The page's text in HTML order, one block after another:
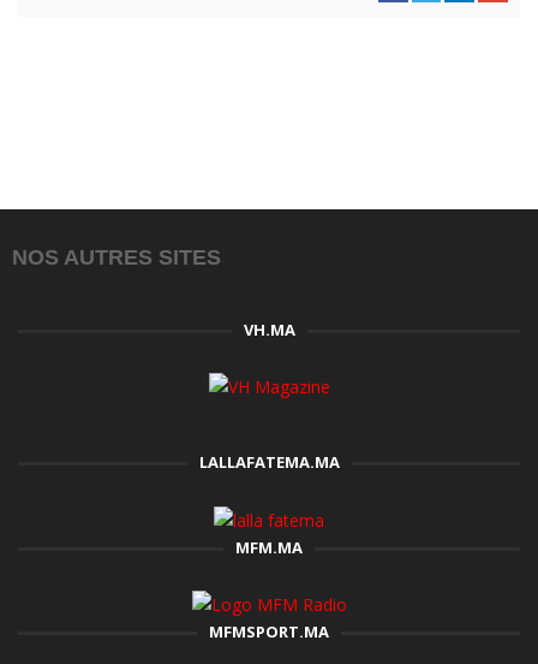
NOS AUTRES SITES
VH.MA
LALLAFATEMA.MA
MFM.MA
MFMSPORT.MA